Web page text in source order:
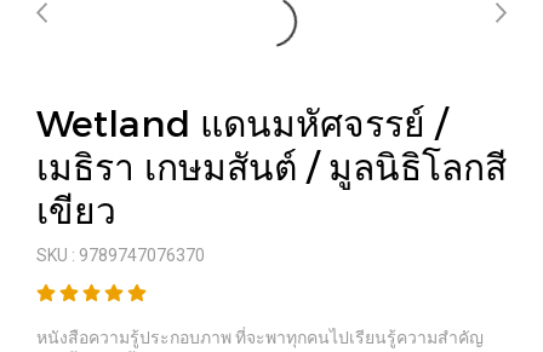
Wetland แดนมหัศจรรย์ /
เมธิรา เกษมสันต์ / มูลนิธิโลกสี
เขียว
SKU : 9789747076370
หนังสือความรู้ประกอบภาพ ที่จะพาทุกคนไปเรียนรู้ความสำคัญ